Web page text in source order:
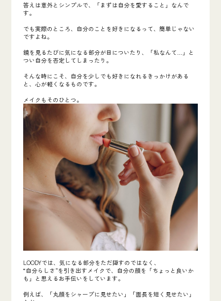
答えは意外とシンプルで、「まずは自分を愛すること」なんで
す。
でも実際のところ、自分のことを好きになるって、簡単じゃない
ですよね。
鏡を見るたびに気になる部分が目についたり、「私なんて…」と
つい自分を否定してしまったり。
そんな時にこそ、自分を少しでも好きになれるきっかけがある
と、心が軽くなるものです。
メイクもそのひとつ。
LOODYでは、気になる部分をただ隠すのではなく、
“自分らしさ”を引き出すメイクで、自分の顔を「ちょっと良いか
も」と思えるお手伝いをしています。
例えば、「丸顔をシャープに見せたい」「面長を短く見せたい」